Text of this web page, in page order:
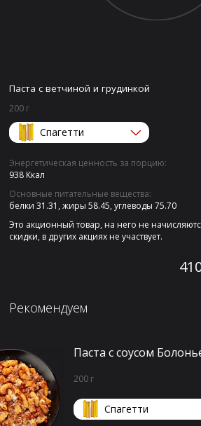
Паста с ветчиной и грудинкой
200 г
Спагетти
Энергетическая ценность за порцию:
938 Ккал
Основные питательные вещества:
белки 31.31, жиры 58.45, углеводы 75.70
Это акционный товар, на него не
скидки, в других акциях не участвует.
Рекомендуем
Паста с соусом
200 г
Спагетти